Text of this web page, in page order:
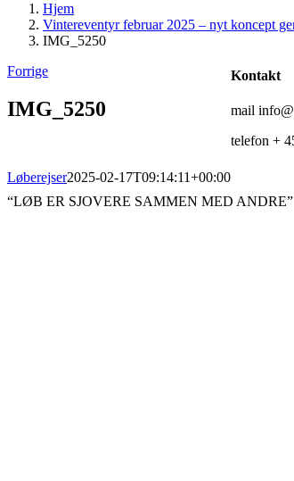
Hjem
Vintereventyr februar 2025 – nyt koncept
IMG_5250
Forrige
IMG_5250
Løberejser2025-02-17T09:14:11+00:00
Kontakt
mail
telefon +
“LØB ER SJOVERE SAMMEN MED ANDRE”